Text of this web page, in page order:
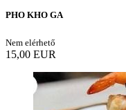
PHO KHO GA
Nem elérhető
15,00 EUR